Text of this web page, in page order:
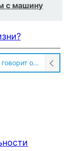
с машину
Солдат ВСУ говорит о том, чтобы продавали топливо для ремонта техники в Угледаре